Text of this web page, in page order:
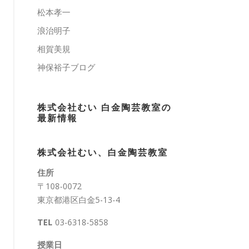
松本孝一
浪治明子
相賀美規
神保裕子ブログ
株式会社むい 白金陶芸教室の
最新情報
株式会社むい、白金陶芸教室
住所
〒108-0072
東京都港区白金5-13-4
TEL 03-6318-5858
授業日